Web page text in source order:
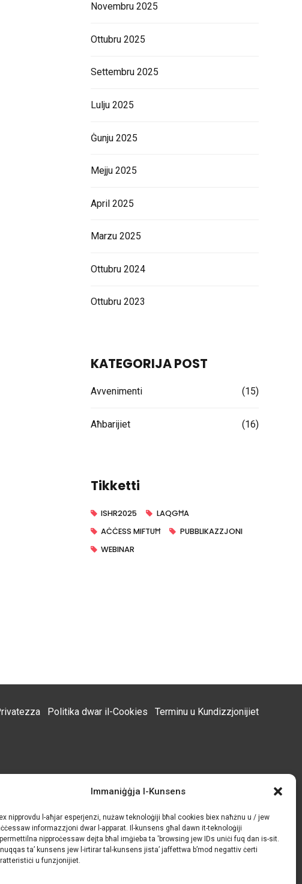
Immaniġġja l-Kunsens
nipprovdu l-aħjar esperjenzi, nużaw teknoloġiji bħal cookies biex naħżnu u / jew
informazzjoni dwar l-apparat. Il-kunsens għal dawn it-teknoloġiji
nipproċessaw dejta bħal imġieba ta 'browsing jew IDs uniċi fuq dan is-sit.
nuqqas ta’ kunsens jew l-irtirar tal-kunsens jista’ jaffettwa b’mod negattiv ċerti
u funzjonijiet.
Novembru 2025
Ottubru 2025
Settembru 2025
Lulju 2025
Ġunju 2025
Mejju 2025
April 2025
Marzu 2025
Ottubru 2024
Ottubru 2023
KATEGORIJA POST
Avvenimenti (15)
Aħbarijiet (16)
Tikketti
ISHR2025
LAQGĦA
AĊĊESS MIFTUĦ
PUBBLIKAZZJONI
WEBINAR
Politika dwar il-Cookies Terminu u Kundizzjonijiet